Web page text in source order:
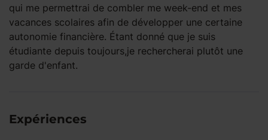
qui me permettrai de combler me week-end et mes
vacances scolaires afin de développer une certaine
autonomie financière. Étant donné que je suis
étudiante depuis toujours,je rechercherai plutôt une
garde d'enfant.
Expériences